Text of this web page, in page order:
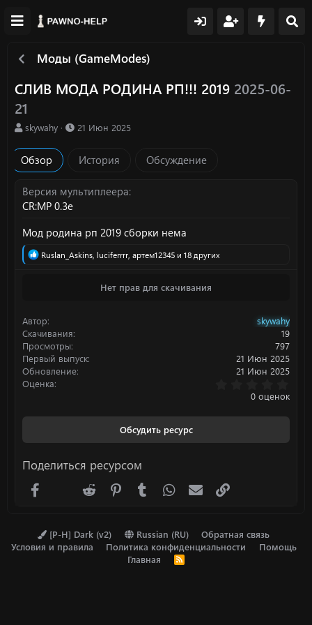
Моды (GameModes)
СЛИВ МОДА РОДИНА РП!!! 2019 2025-06-
21
А
т
о
skywahy
Д
а
о
н
и
21 Июн 2025
Обзор История Обсуждение
Версия мультиплеера
CR:MP 0.3e
Мод родина рп 2019 сборки нема
Р
и
:
Ruslan_Askins, luciferrrr, артем12345 и 18 других
Нет прав для скачивания
Автор
skywahy
Скачивания
19
Просмотры
797
Первый выпуск
21 Июн 2025
Обновление
21 Июн 2025
Оценка
.
0
0 оценок
Обсудить ресурс
Поделиться ресурсом
FacebookX (Twitter)
Reddit PinterestTumblr WhatsAppЭлектронная почта
[P-H] Dark (v2) Russian (RU)
Обратная связь
Условия и правила
Политика конфиденциальности
Помощь
Главная
R